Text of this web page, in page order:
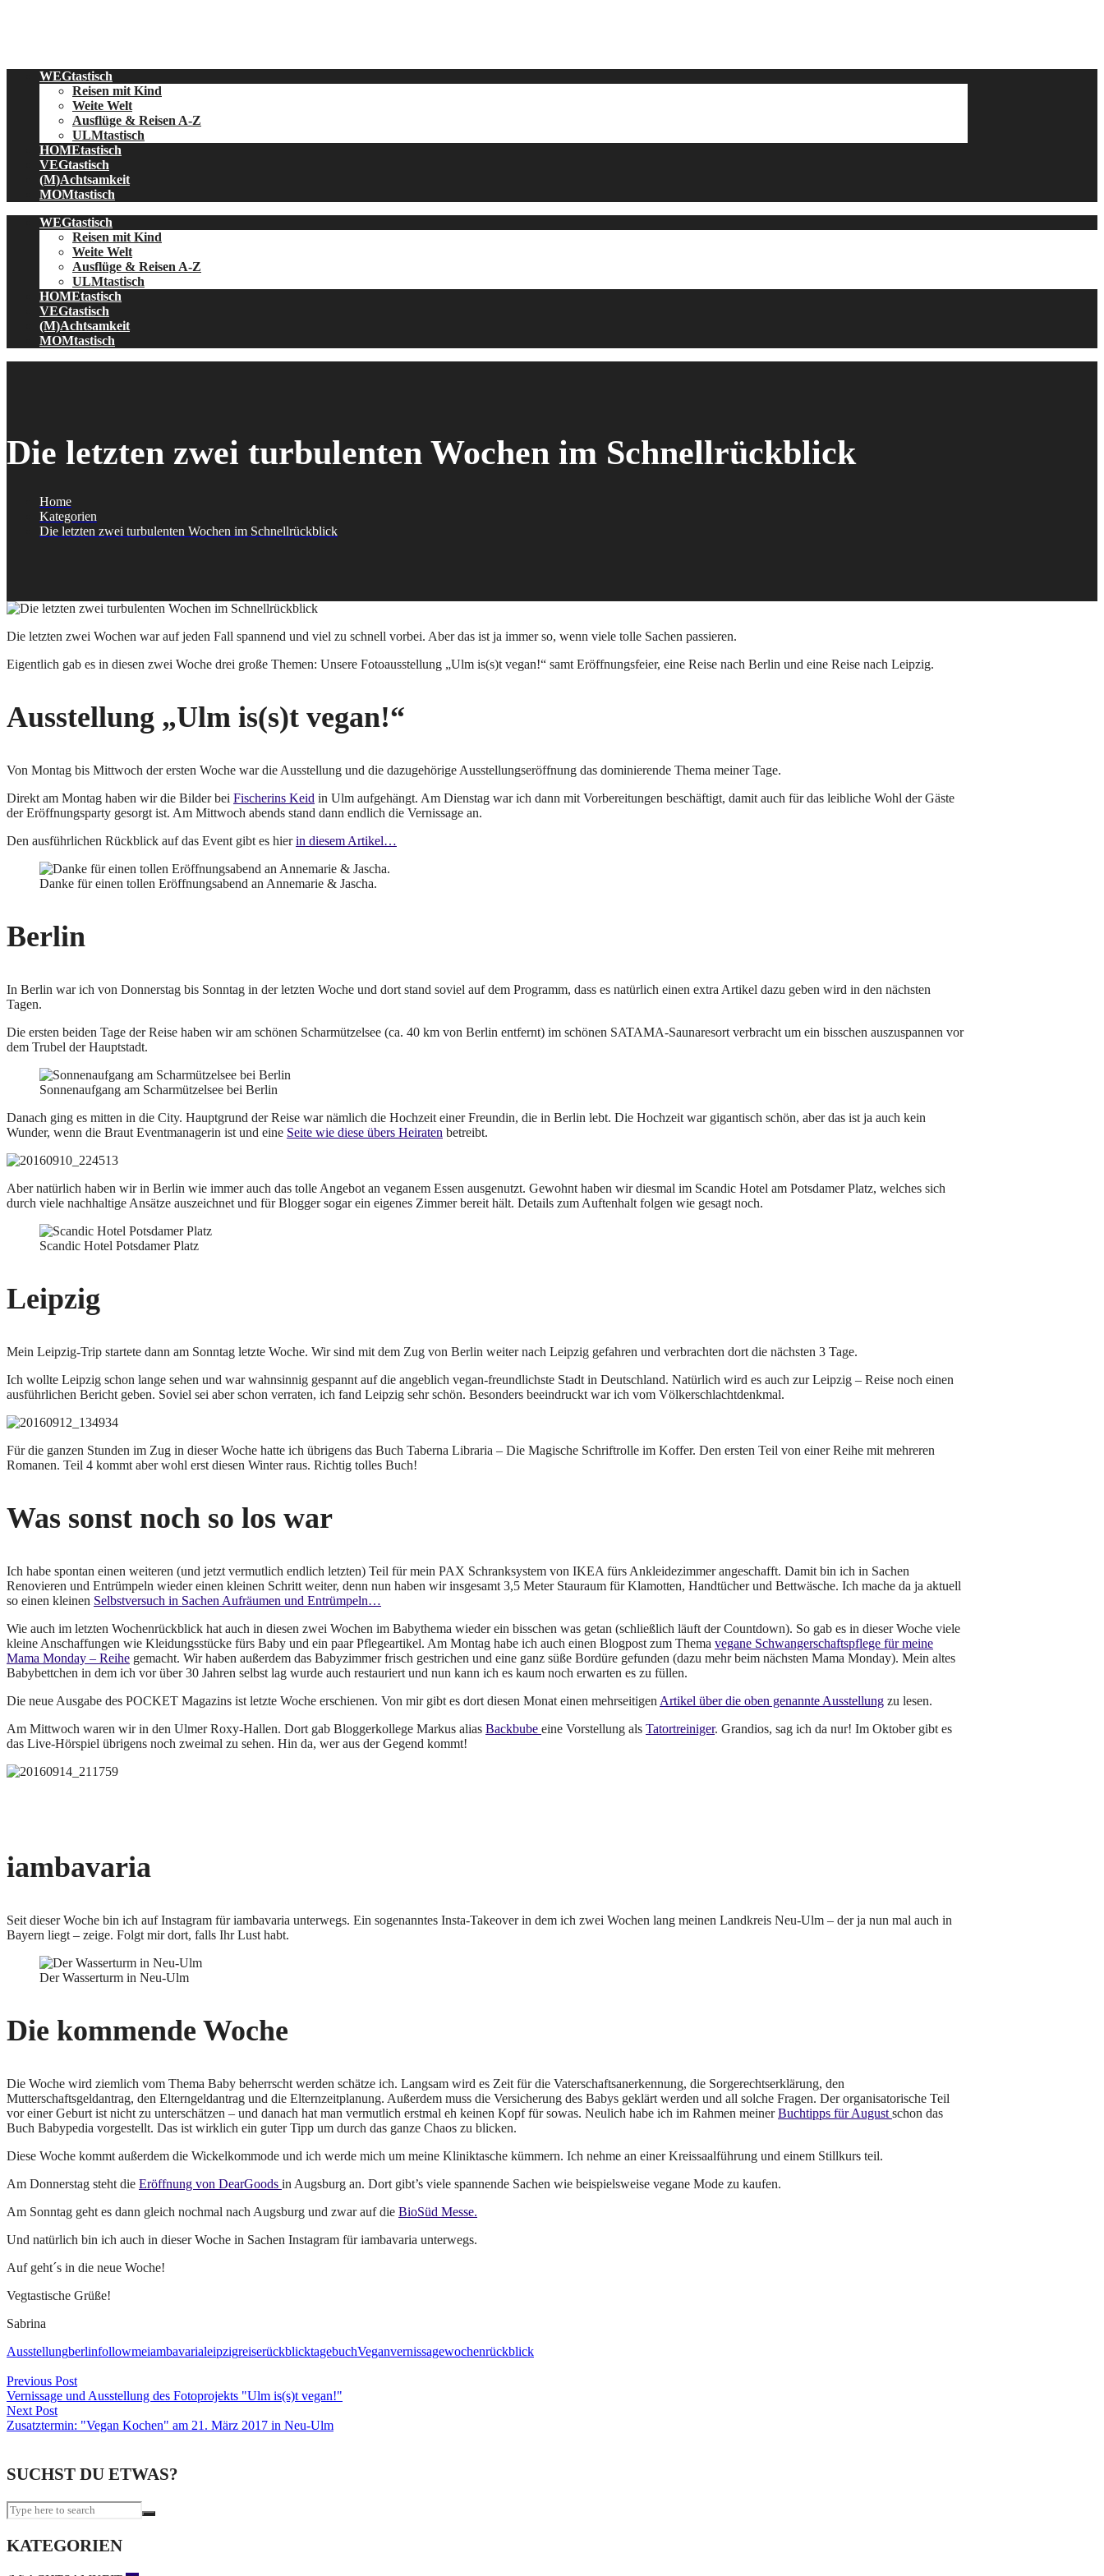
WEGtastisch
Reisen mit Kind
Weite Welt
Ausflüge & Reisen A-Z
ULMtastisch
HOMEtastisch
VEGtastisch
(M)Achtsamkeit
MOMtastisch
WEGtastisch
Reisen mit Kind
Weite Welt
Ausflüge & Reisen A-Z
ULMtastisch
HOMEtastisch
VEGtastisch
(M)Achtsamkeit
MOMtastisch
Die letzten zwei turbulenten Wochen im Schnellrückblick
Home
Kategorien
Die letzten zwei turbulenten Wochen im Schnellrückblick
Die letzten zwei Wochen war auf jeden Fall spannend und viel zu schnell vorbei. Aber das ist ja immer so, wenn viele tolle Sachen passieren.
Eigentlich gab es in diesen zwei Woche drei große Themen: Unsere Fotoausstellung „Ulm is(s)t vegan!“ samt Eröffnungsfeier, eine Reise nach Berlin und eine Reise nach Leipzig.
Ausstellung „Ulm is(s)t vegan!“
Von Montag bis Mittwoch der ersten Woche war die Ausstellung und die dazugehörige Ausstellungseröffnung das dominierende Thema meiner Tage.
Direkt am Montag haben wir die Bilder bei Fischerins Keid in Ulm aufgehängt. Am Dienstag war ich dann mit Vorbereitungen beschäftigt, damit auch für das leibliche Wohl der Gäste
der Eröffnungsparty gesorgt ist. Am Mittwoch abends stand dann endlich die Vernissage an.
Den ausführlichen Rückblick auf das Event gibt es hierin diesem Artikel…
Danke für einen tollen Eröffnungsabend an Annemarie & Jascha.
Berlin
In Berlin war ich von Donnerstag bis Sonntag in der letzten Woche und dort stand soviel auf dem Programm, dass es natürlich einen extra Artikel dazu geben wird in den nächsten
Tagen.
Die ersten beiden Tage der Reise haben wir am schönen Scharmützelsee (ca. 40 km von Berlin entfernt) im schönen SATAMA-Saunaresort verbracht um ein bisschen auszuspannen vor
dem Trubel der Hauptstadt.
Sonnenaufgang am Scharmützelsee bei Berlin
Danach ging es mitten in die City. Hauptgrund der Reise war nämlich die Hochzeit einer Freundin, die in Berlin lebt. Die Hochzeit war gigantisch schön, aber das ist ja auch kein
Wunder, wenn die Braut Eventmanagerin ist und eine Seite wie diese übers Heiraten betreibt.
Aber natürlich haben wir in Berlin wie immer auch das tolle Angebot an veganem Essen ausgenutzt. Gewohnt haben wir diesmal im Scandic Hotel am Potsdamer Platz, welches sich
durch viele nachhaltige Ansätze auszeichnet und für Blogger sogar ein eigenes Zimmer bereit hält. Details zum Auftenhalt folgen wie gesagt noch.
Scandic Hotel Potsdamer Platz
Leipzig
Mein Leipzig-Trip startete dann am Sonntag letzte Woche. Wir sind mit dem Zug von Berlin weiter nach Leipzig gefahren und verbrachten dort die nächsten 3 Tage.
Ich wollte Leipzig schon lange sehen und war wahnsinnig gespannt auf die angeblich vegan-freundlichste Stadt in Deutschland. Natürlich wird es auch zur Leipzig – Reise noch einen
ausführlichen Bericht geben. Soviel sei aber schon verraten, ich fand Leipzig sehr schön. Besonders beeindruckt war ich vom Völkerschlachtdenkmal.
Für die ganzen Stunden im Zug in dieser Woche hatte ich übrigens das Buch Taberna Libraria – Die Magische Schriftrolle im Koffer. Den ersten Teil von einer Reihe mit mehreren
Romanen. Teil 4 kommt aber wohl erst diesen Winter raus. Richtig tolles Buch!
Was sonst noch so los war
Ich habe spontan einen weiteren (und jetzt vermutlich endlich letzten) Teil für mein PAX Schranksystem von IKEA fürs Ankleidezimmer angeschafft. Damit bin ich in Sachen
Renovieren und Entrümpeln wieder einen kleinen Schritt weiter, denn nun haben wir insgesamt 3,5 Meter Stauraum für Klamotten, Handtücher und Bettwäsche. Ich mache da ja aktuell
so einen kleinen Selbstversuch in Sachen Aufräumen und Entrümpeln…
Wie auch im letzten Wochenrückblick hat auch in diesen zwei Wochen im Babythema wieder ein bisschen was getan (schließlich läuft der Countdown). So gab es in dieser Woche viele
kleine Anschaffungen wie Kleidungsstücke fürs Baby und ein paar Pflegeartikel. Am Montag habe ich auch einen Blogpost zum Thema vegane Schwangerschaftspflege für meine
Mama Monday – Reihe gemacht. Wir haben außerdem das Babyzimmer frisch gestrichen und eine ganz süße Bordüre gefunden (dazu mehr beim nächsten Mama Monday). Mein altes
Babybettchen in dem ich vor über 30 Jahren selbst lag wurde auch restauriert und nun kann ich es kaum noch erwarten es zu füllen.
Die neue Ausgabe des POCKET Magazins ist letzte Woche erschienen. Von mir gibt es dort diesen Monat einen mehrseitigen Artikel über die oben genannte Ausstellung zu lesen.
Am Mittwoch waren wir in den Ulmer Roxy-Hallen. Dort gab Bloggerkollege Markus alias Backbube eine Vorstellung als Tatortreiniger. Grandios, sag ich da nur! Im Oktober gibt es
das Live-Hörspiel übrigens noch zweimal zu sehen. Hin da, wer aus der Gegend kommt!
iambavaria
Seit dieser Woche bin ich auf Instagram für iambavaria unterwegs. Ein sogenanntes Insta-Takeover in dem ich zwei Wochen lang meinen Landkreis Neu-Ulm – der ja nun mal auch in
Bayern liegt – zeige. Folgt mir dort, falls Ihr Lust habt.
Der Wasserturm in Neu-Ulm
Die kommende Woche
Die Woche wird ziemlich vom Thema Baby beherrscht werden schätze ich. Langsam wird es Zeit für die Vaterschaftsanerkennung, die Sorgerechtserklärung, den
Mutterschaftsgeldantrag, den Elterngeldantrag und die Elternzeitplanung. Außerdem muss die Versicherung des Babys geklärt werden und all solche Fragen. Der organisatorische Teil
vor einer Geburt ist nicht zu unterschätzen – und danach hat man vermutlich erstmal eh keinen Kopf für sowas. Neulich habe ich im Rahmen meinerBuchtipps für August schon das
Buch Babypedia vorgestellt. Das ist wirklich ein guter Tipp um durch das ganze Chaos zu blicken.
Diese Woche kommt außerdem die Wickelkommode und ich werde mich um meine Kliniktasche kümmern. Ich nehme an einer Kreissaalführung und einem Stillkurs teil.
Am Donnerstag steht die Eröffnung von DearGoods in Augsburg an. Dort gibt’s viele spannende Sachen wie beispielsweise vegane Mode zu kaufen.
Am Sonntag geht es dann gleich nochmal nach Augsburg und zwar auf die BioSüd Messe.
Und natürlich bin ich auch in dieser Woche in Sachen Instagram für iambavaria unterwegs.
Auf geht´s in die neue Woche!
Vegtastische Grüße!
Sabrina
AusstellungberlinfollowmeiambavarialeipzigreiserückblicktagebuchVeganvernissagewochenrückblick
Beitragsnavigation
Previous Post
Vernissage und Ausstellung des Fotoprojekts "Ulm is(s)t vegan!"
Next Post
Zusatztermin: "Vegan Kochen" am 21. März 2017 in Neu-Ulm
SUCHST DU ETWAS?
KATEGORIEN